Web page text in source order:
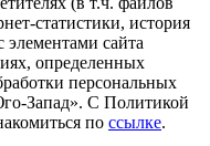
статистики, история
элементами сайта
определенных
персональных
Запад». С Политикой
по ссылке.